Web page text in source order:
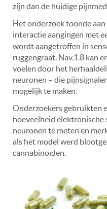
zijn dan de huidige
Het onderzoek toonde
interactie aangingen met
wordt aangetroffen in
ruggengraat. Nav.1.8 kan
voelen door het
neuronen – die
mogelijk te maken.
Onderzoekers gebruikten
hoeveelheid elektronische
neuronen te meten en
als het model werd
cannabinoïden.